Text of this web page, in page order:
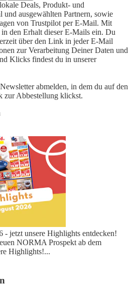
Deals, Produkt- und
ausgewählten Partnern, sowie
von Trustpilot per E-Mail. Mit
den Erhalt dieser E-Mails ein. Du
über den Link in jeder E-Mail
zur Verarbeitung Deiner Daten und
Klicks findest du in unserer
abmelden, in dem du auf den
zur Abbestellung klickst.
jetzt unsere Highlights entdecken!
NORMA Prospekt ab dem
Highlights!...